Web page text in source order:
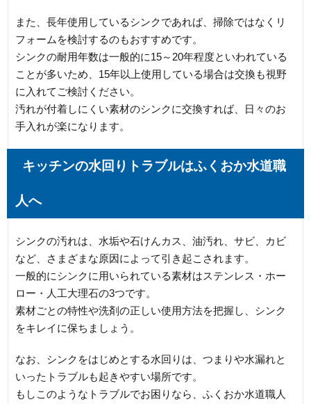
また、長年使用しているシンクであれば、掃除ではなくリ
フォームを検討するのもおすすめです。
シンクの耐用年数は一般的に15～20年程度といわれている
ことが多いため、15年以上使用している場合は交換も視野
に入れてご検討ください。
汚れが付着しにくい素材のシンクに交換すれば、日々のお
手入れが楽になります。
キッチンの水回りトラブルはふくおか水道職
人へ
シンクの汚れは、水垢や石けんカス、油汚れ、サビ、カビ
など、さまざまな原因によって引き起こされます。
一般的にシンクに用いられている素材はステンレス・ホー
ロー・人工大理石の3つです。
素材ごとの特性や洗剤の正しい使用方法を把握し、シンク
をキレイに保ちましょう。
なお、シンクをはじめとする水回りは、つまりや水漏れと
いったトラブルも起きやすい場所です。
もしこのようなトラブルでお困りなら、ふくおか水道職人